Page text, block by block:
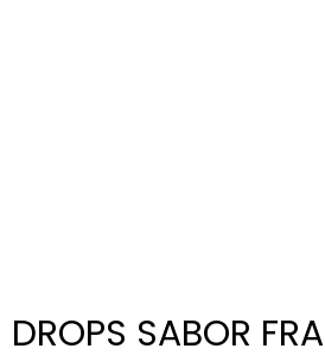
DROPS SABOR